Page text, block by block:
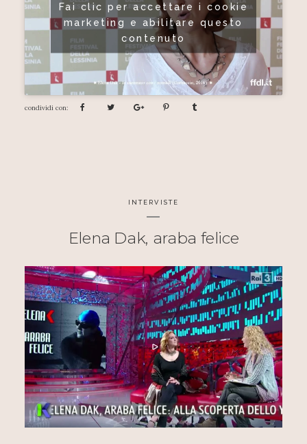
Fai clic per accettare i cookie
marketing e abilitare questo
contenuto
INTERVISTE
Elena Dak, araba felice